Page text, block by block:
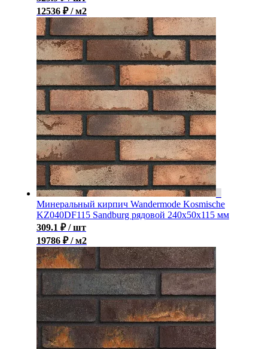
12536 ₽ / м2
Минеральный кирпич Wandermode Kosmische
KZ040DF115 Sandburg рядовой 240x50x115 мм
309.1 ₽ / шт
19786 ₽ / м2